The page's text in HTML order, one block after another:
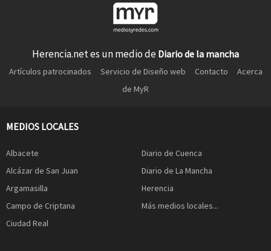
Herencia.net es un medio de Diario de la mancha
Artículos patrocinados Servicio de Diseño web Contacto
Acerca
de MyR
MEDIOS LOCALES
Albacete
Alcázar de San Juan
Argamasilla
Campo de Criptana
Ciudad Real
Diario de Cuenca
Diario de La Mancha
Herencia
Más medios locales...